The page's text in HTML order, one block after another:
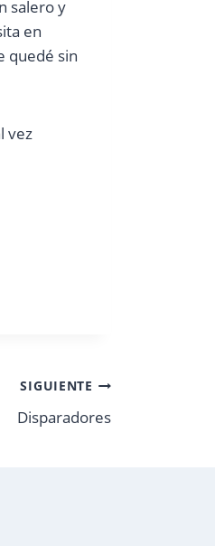
salero y
en
quedé sin
vez
SIGUIENTE
Disparadores